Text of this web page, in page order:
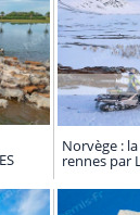
Norvège :
rennes par